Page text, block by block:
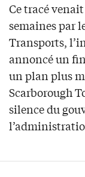
Ce tracé
semaines par
Transports,
annoncé un
un plan plus
Scarborough
silence du